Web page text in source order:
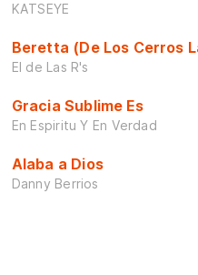
KATSEYE
Beretta (De Los Cerros
El de Las R's
Gracia Sublime Es
En Espiritu Y En Verdad
Alaba a Dios
Danny Berrios